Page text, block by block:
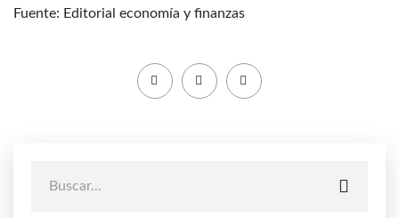
Fuente: Editorial economía y finanzas